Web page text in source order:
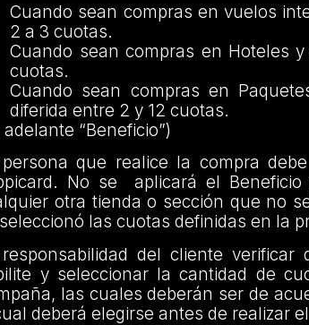
Cuando sean compras en vuelos
2 a 3 cuotas.
Cuando sean compras en Hoteles
cuotas.
Cuando sean compras en
diferida entre 2 y 12 cuotas.
adelante “Beneficio”)
que realice la compra
No se aplicará el
otra tienda o sección que no
las cuotas definidas en la
del cliente
y seleccionar la cantidad de
las cuales deberán ser de
deberá elegirse antes de realizar